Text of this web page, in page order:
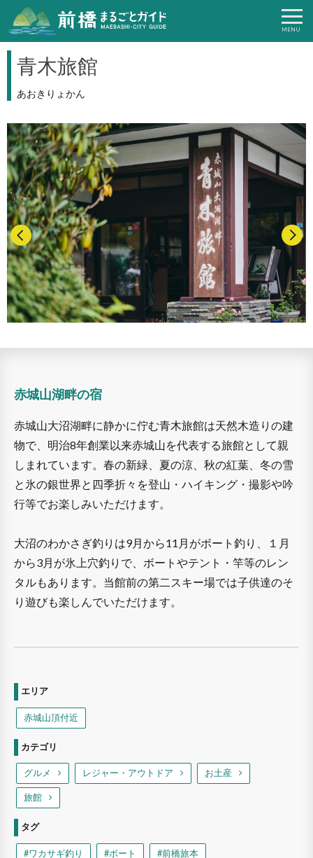
青木旅館
あおきりょかん
赤城山湖畔の宿
赤城山大沼湖畔に静かに佇む青木旅館は天然木造りの建
物で、明治8年創業以来赤城山を代表する旅館として親
しまれています。春の新緑、夏の涼、秋の紅葉、冬の雪
と氷の銀世界と四季折々を登山・ハイキング・撮影や吟
行等でお楽しみいただけます。
大沼のわかさぎ釣りは9月から11月がボート釣り、１月
から3月が氷上穴釣りで、ボートやテント・竿等のレン
タルもあります。当館前の第二スキー場では子供達のそ
り遊びも楽しんでいただけます。
エリア
赤城山頂付近
カテゴリ
グルメ レジャー・アウトドア お土産
旅館
タグ
#ワカサギ釣り #ボート #前橋旅本